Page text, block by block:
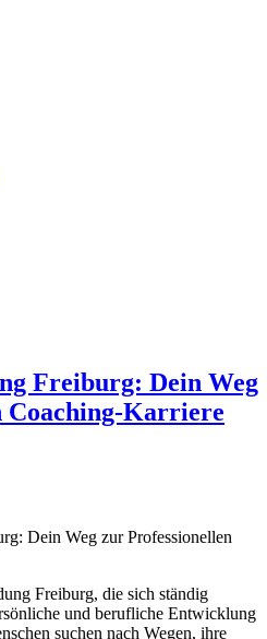
Freiburg: Dein Weg
Coaching-Karriere
Freiburg, die sich ständig
und berufliche Entwicklung
suchen nach Wegen, ihre